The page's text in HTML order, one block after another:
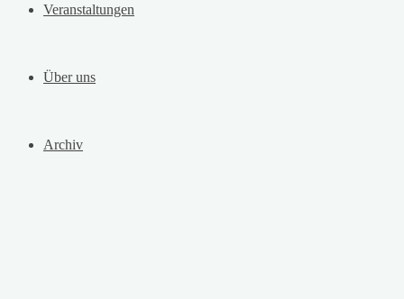
Veranstaltungen
Über uns
Archiv